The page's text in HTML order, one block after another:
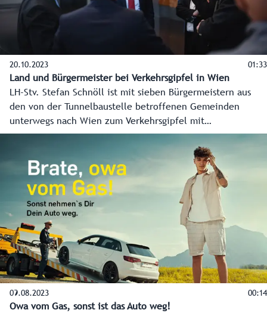
20.10.2023 01:33
Land und Bürgermeister bei Verkehrsgipfel in Wien
LH-Stv. Stefan Schnöll ist mit sieben Bürgermeistern aus
den von der Tunnelbaustelle betroffenen Gemeinden
unterwegs nach Wien zum Verkehrsgipfel mit
Bundesministerin Leonore Gewessler. Ziel ist eine
09.08.2023 00:14
Owa vom Gas, sonst ist das Auto weg!